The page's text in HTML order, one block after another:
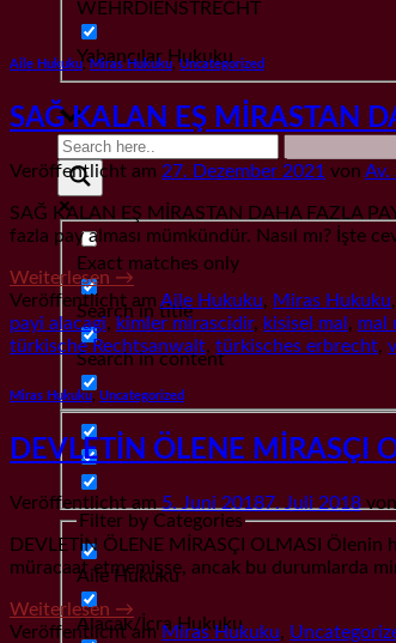
WEHRDIENSTRECHT
Yabancılar Hukuku
Exact matches only
Search in title
Search in content
Filter by Categories
Aile Hukuku
Alacak/İcra Hukuku
Aile Hukuku,Miras Hukuku ,Uncategorized
SAĞ KALAN EŞ MİRASTAN
Veröffentlicht am 27. Dezember 2021 von Av.
SAĞ KALAN EŞ MİRASTAN DAHA FAZLA
fazla pay alması mümkündür. Nasıl mı? İşte
Weiterlesen →
Veröffentlicht am Aile Hukuku, Miras Hukuku,
payi alacagi, kimler mirascidir, kisisel mal , mal
türkische Rechtsanwalt, türkisches erbrecht,
Miras Hukuku Uncategorized
DEVLETİN ÖLENE MİRASÇI
Veröffentlicht am 5. Juni 20187. Juli 2018 von
DEVLETİN ÖLENE MİRASÇI OLMASI Ölenin
müracaat etmemişse, ancak bu durumlarda
Weiterlesen →
Veröffentlicht am Miras Hukuku,